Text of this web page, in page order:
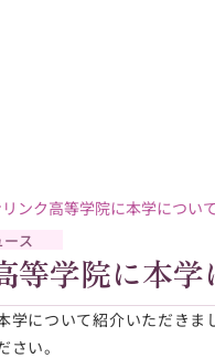
ンク高等学院に本学につい
ス
等学院に本
学について紹介いただきま
い。